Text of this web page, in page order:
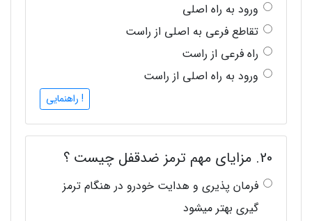
ورود به راه اصلی
تقاطع فرعی به اصلی از راست
راه فرعی از راست
ورود به راه اصلی از راست
! راهنمایی
20. مزایای مهم ترمز ضدقفل چیست ؟
فرمان پذیری و هدایت خودرو در هنگام ترمز
گیری بهتر میشود